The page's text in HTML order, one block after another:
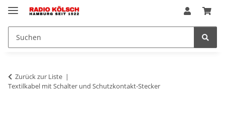
Zurück zur Liste
Textilkabel mit Schalter und Schutzkontakt-Stecker